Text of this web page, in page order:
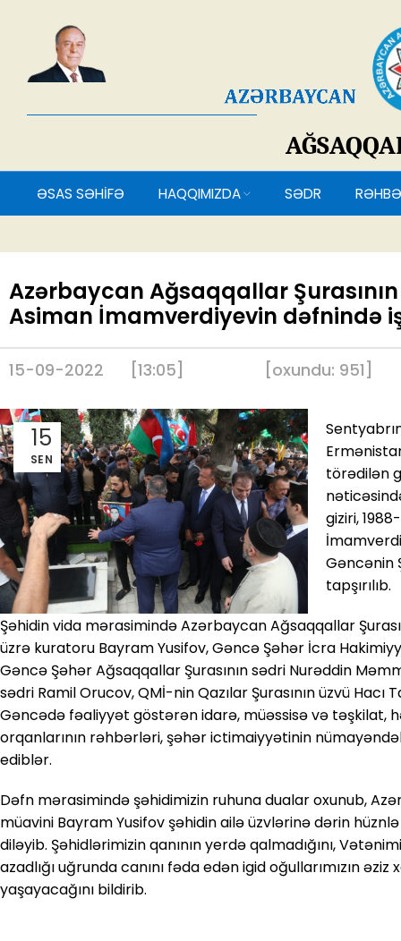
ƏSAS SƏHİFƏ HAQQIMIZDA SƏDR
Azərbaycan Ağsaqqallar
Asiman İmamverdiyevin dəfnində
15-09-2022 [13:05] [oxundu: 951]
15
SEN
törədilən
giziri,
Gəncənin
tapşırılıb.
Şəhidin vida mərasimində Azərbaycan Ağsaqqallar
üzrə kuratoru Bayram Yusifov, Gəncə Şəhər İcra
Gəncə Şəhər Ağsaqqallar Şurasının sədri Nurəddin
sədri Ramil Orucov, QMİ-nin Qazılar Şurasının üzvü
Gəncədə fəaliyyət göstərən idarə, müəssisə və təşkilat,
orqanlarının rəhbərləri, şəhər ictimaiyyətinin
ediblər.
Dəfn mərasimində şəhidimizin ruhuna dualar oxunub,
müavini Bayram Yusifov şəhidin ailə üzvlərinə dərin
diləyib. Şəhidlərimizin qanının yerdə qalmadığını,
azadlığı uğrunda canını fəda edən igid oğullarımızın
yaşayacağını bildirib.